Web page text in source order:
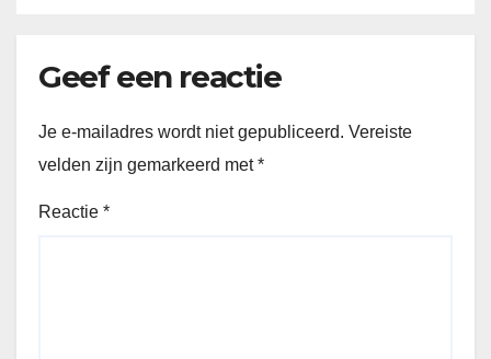
Geef een reactie
Je e-mailadres wordt niet gepubliceerd. Vereiste
velden zijn gemarkeerd met*
Reactie *